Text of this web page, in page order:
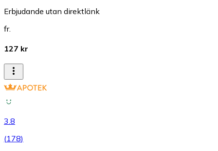
Erbjudande utan direktlänk
fr.
127 kr
3.8
(178)